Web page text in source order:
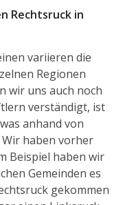
Rechtsruck in
variieren die
Regionen
wir uns auch noch
verständigt, ist
anhand von
haben vorher
Beispiel haben wir
Gemeinden es
gekommen